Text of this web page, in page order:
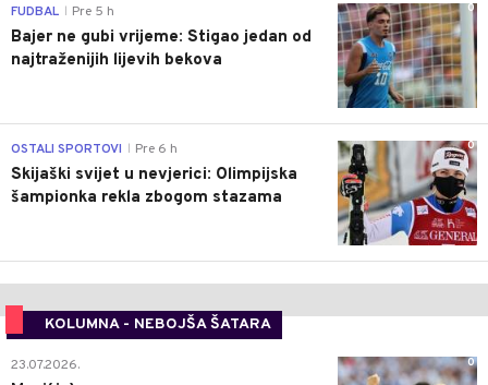
0
FUDBAL Pre 5 h
Bajer ne gubi vrijeme: Stigao jedan od
najtraženijih lijevih bekova
0
OSTALI SPORTOVI Pre 6 h
Skijaški svijet u nevjerici: Olimpijska
šampionka rekla zbogom stazama
KOLUMNA - NEBOJŠA ŠATARA
0
23.07.2026.